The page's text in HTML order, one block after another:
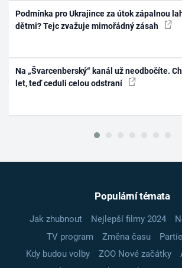
Podmínka pro Ukrajince za útok zápalnou
dětmi? Tejc zvažuje mimořádný zásah
Na „Švarcenberský“ kanál už neodbočíte.
let, teď ceduli celou odstraní
Populární témata
Jak zhubnout Nejlepší filmy 2024
TV program
Změna času Partie
Kdy budou volby
ZOO Nové začátky